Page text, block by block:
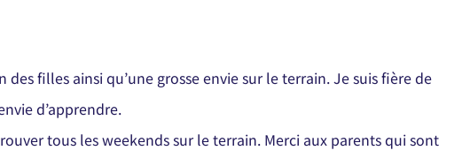
filles ainsi qu’une grosse envie sur le terrain. Je suis fière de
d’apprendre.
tous les weekends sur le terrain. Merci aux parents qui sont